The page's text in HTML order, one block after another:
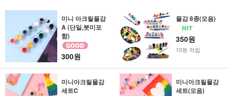
미니 아크릴물감
A (단일,붓미포
함)
300원
물감 8종(모음)
350원
10원 적립
미니아크릴물감
세트C
미니아크릴물감
세트(모음)